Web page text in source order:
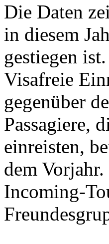
Die Daten
in diesem
gestiegen
Visafreie
gegenüber
Passagiere,
einreisten,
dem
Incoming-